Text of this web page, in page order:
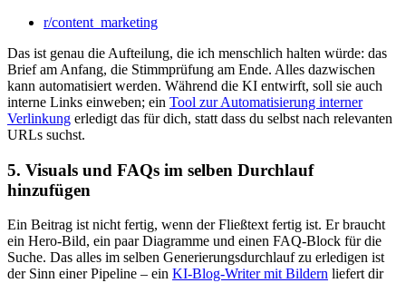
r/content_marketing
Das ist genau die Aufteilung, die ich menschlich halten würde: das
Brief am Anfang, die Stimmprüfung am Ende. Alles dazwischen
kann automatisiert werden. Während die KI entwirft, soll sie auch
interne Links einweben; ein Tool zur Automatisierung interner
Verlinkung erledigt das für dich, statt dass du selbst nach relevanten
URLs suchst.
5. Visuals und FAQs im selben Durchlauf
hinzufügen
Ein Beitrag ist nicht fertig, wenn der Fließtext fertig ist. Er braucht
ein Hero-Bild, ein paar Diagramme und einen FAQ-Block für die
Suche. Das alles im selben Generierungsdurchlauf zu erledigen ist
der Sinn einer Pipeline – ein KI-Blog-Writer mit Bildern liefert dir